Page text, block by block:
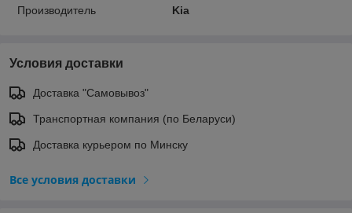
Производитель Kia
Условия доставки
Доставка "Самовывоз"
Транспортная компания (по Беларуси)
Доставка курьером по Минску
Все условия доставки